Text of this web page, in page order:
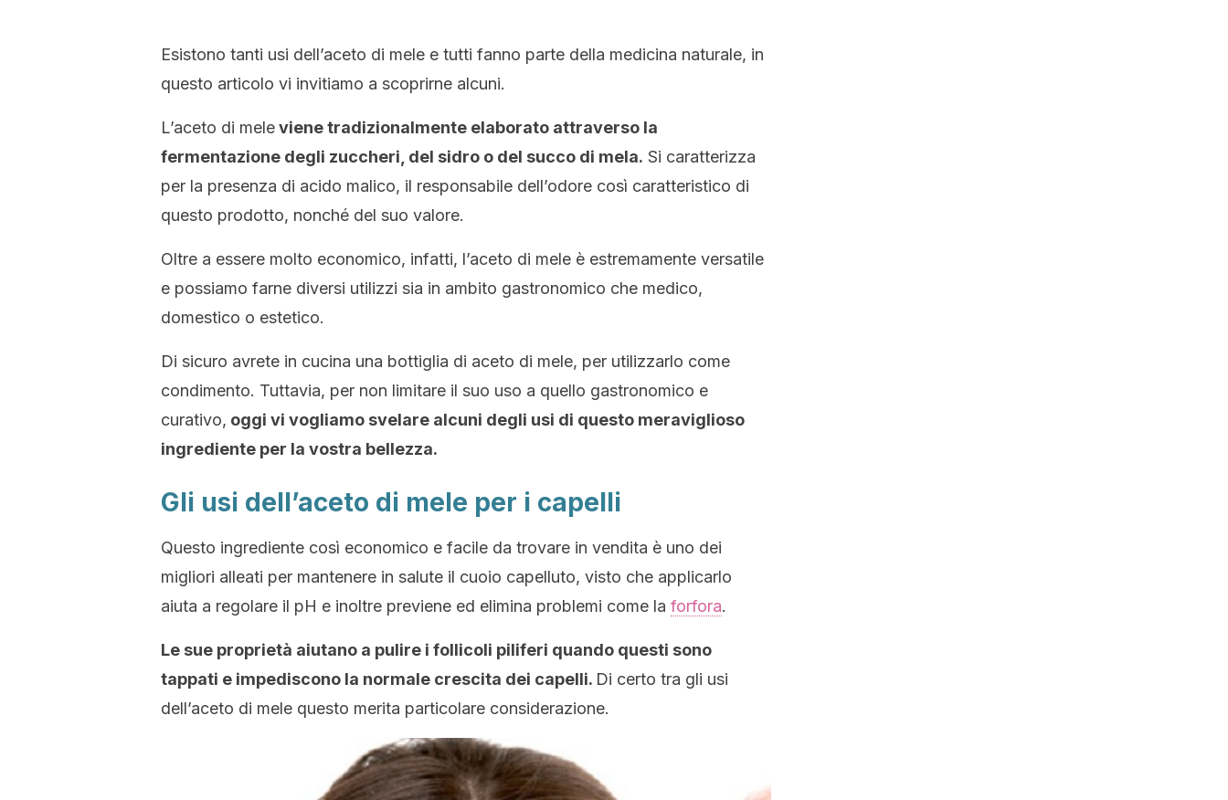
Esistono tanti usi dell’aceto di mele e tutti fanno parte della medicina naturale, in
questo articolo vi invitiamo a scoprirne alcuni.
L’aceto di meleviene tradizionalmente elaborato attraverso la
fermentazione degli zuccheri, del sidro o del succo di mela. Si caratterizza
per la presenza di acido malico, il responsabile dell’odore così caratteristico di
questo prodotto, nonché del suo valore.
Oltre a essere molto economico, infatti, l’aceto di mele è estremamente versatile
e possiamo farne diversi utilizzi sia in ambito gastronomico che medico,
domestico o estetico.
Di sicuro avrete in cucina una bottiglia di aceto di mele, per utilizzarlo come
condimento. Tuttavia, per non limitare il suo uso a quello gastronomico e
curativo, oggi vi vogliamo svelare alcuni degli usi di questo meraviglioso
ingrediente per la vostra bellezza.
Gli usi dell’aceto di mele per i capelli
Questo ingrediente così economico e facile da trovare in vendita è uno dei
migliori alleati per mantenere in salute il cuoio capelluto, visto che applicarlo
aiuta a regolare il pH e inoltre previene ed elimina problemi come la forfora.
Le sue proprietà aiutano a pulire i follicoli piliferi quando questi sono
tappati e impediscono la normale crescita dei capelli. Di certo tra gli usi
dell’aceto di mele questo merita particolare considerazione.